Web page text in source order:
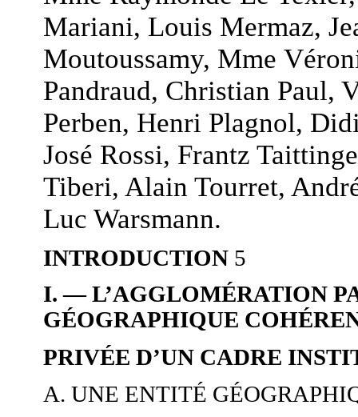
Mariani, Louis Mermaz,
Moutoussamy, Mme
Pandraud, Christian Paul,
Perben, Henri Plagnol,
José Rossi, Frantz
Tiberi, Alain Tourret,
Luc Warsmann.
INTRODUCTION 5
I. — L’AGGLOMÉRATION
GÉOGRAPHIQUE
PRIVÉE D’UN CADRE
A. UNE ENTITÉ